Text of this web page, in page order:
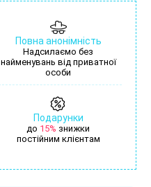
Повна анонімність
Надсилаємо без
найменувань від приватної
особи
Подарунки
до 15% знижки
постійним клієнтам